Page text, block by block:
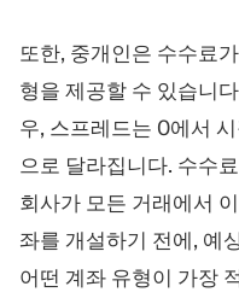
또한, 중개인은 수수료
형을 제공할 수 있습니
우, 스프레드는 0에서
으로 달라집니다. 수수
회사가 모든 거래에서
좌를 개설하기 전에, 예
어떤 계좌 유형이 가장